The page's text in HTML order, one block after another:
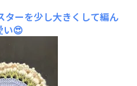
ターを少し大きくして編ん
い😍